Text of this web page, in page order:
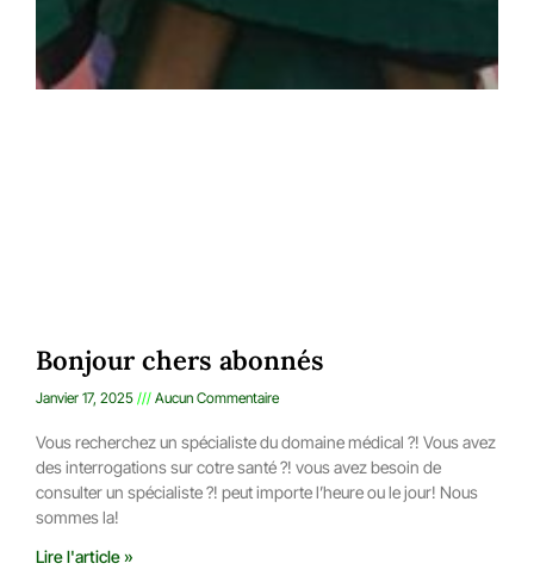
Bonjour chers abonnés
Janvier 17, 2025 Aucun Commentaire
Vous recherchez un spécialiste du domaine médical ?! Vous avez
des interrogations sur cotre santé ?! vous avez besoin de
consulter un spécialiste ?! peut importe l’heure ou le jour! Nous
sommes la!
Lire l'article »